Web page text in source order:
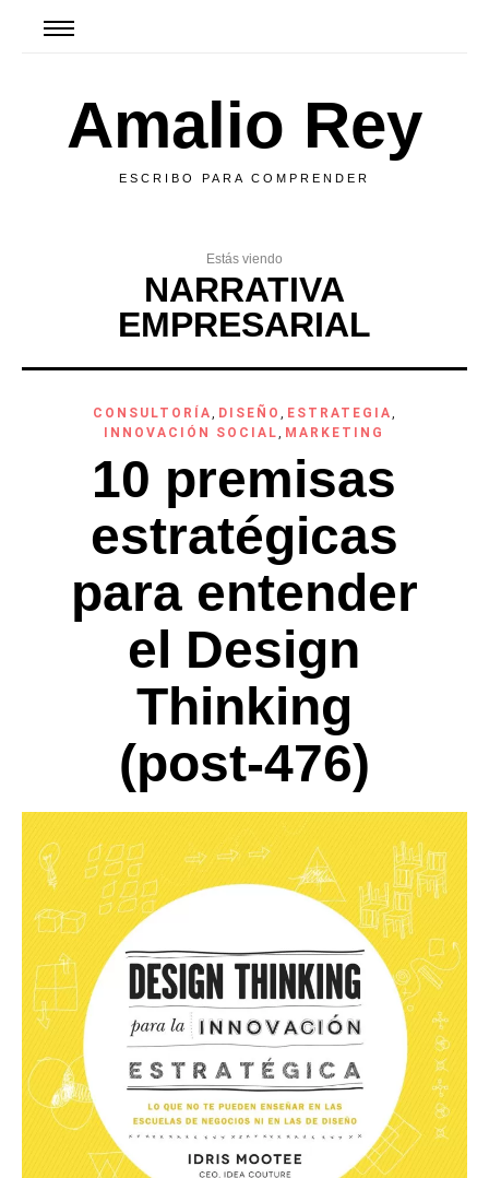
Amalio Rey
ESCRIBO PARA COMPRENDER
Estás viendo
NARRATIVA
EMPRESARIAL
CONSULTORÍA, DISEÑO, ESTRATEGIA,
INNOVACIÓN SOCIAL, MARKETING
10 premisas
estratégicas
para entender
el Design
Thinking
(post-476)